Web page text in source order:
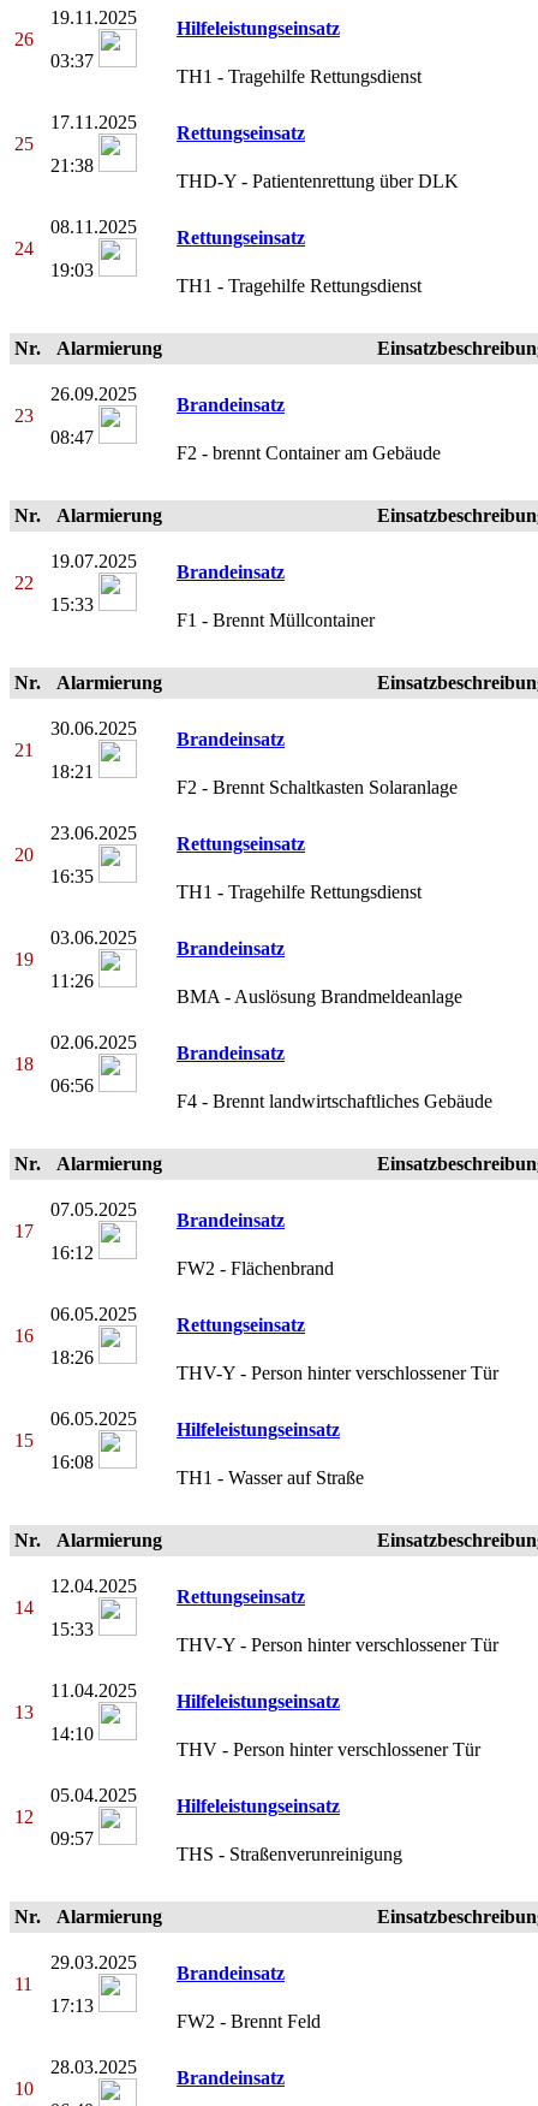
26
19.11.2025
03:37
Hilfeleistungseinsatz
TH1 - Tragehilfe Rettungsdienst
25
17.11.2025
21:38
Rettungseinsatz
THD-Y - Patientenrettung über DLK
24
08.11.2025
19:03
Rettungseinsatz
TH1 - Tragehilfe Rettungsdienst
Nr. Alarmierung
23
26.09.2025
08:47
Brandeinsatz
F2 - brennt Container am Gebäude
Nr. Alarmierung
22
19.07.2025
15:33
Brandeinsatz
F1 - Brennt Müllcontainer
Nr. Alarmierung
21
30.06.2025
18:21
Brandeinsatz
F2 - Brennt Schaltkasten Solaranlage
20
23.06.2025
16:35
Rettungseinsatz
TH1 - Tragehilfe Rettungsdienst
19
03.06.2025
11:26
Brandeinsatz
BMA - Auslösung Brandmeldeanlage
18
02.06.2025
06:56
Brandeinsatz
F4 - Brennt landwirtschaftliches Gebäude
Nr. Alarmierung
17
07.05.2025
16:12
Brandeinsatz
FW2 - Flächenbrand
16
06.05.2025
18:26
Rettungseinsatz
THV-Y - Person hinter verschlossener Tür
15
06.05.2025
16:08
Hilfeleistungseinsatz
TH1 - Wasser auf Straße
Nr. Alarmierung
14
12.04.2025
15:33
Rettungseinsatz
THV-Y - Person hinter verschlossener Tür
13
11.04.2025
14:10
Hilfeleistungseinsatz
THV - Person hinter verschlossener Tür
12
05.04.2025
09:57
Hilfeleistungseinsatz
THS - Straßenverunreinigung
Nr. Alarmierung
11
29.03.2025
17:13
Brandeinsatz
FW2 - Brennt Feld
10
28.03.2025
Brandeinsatz